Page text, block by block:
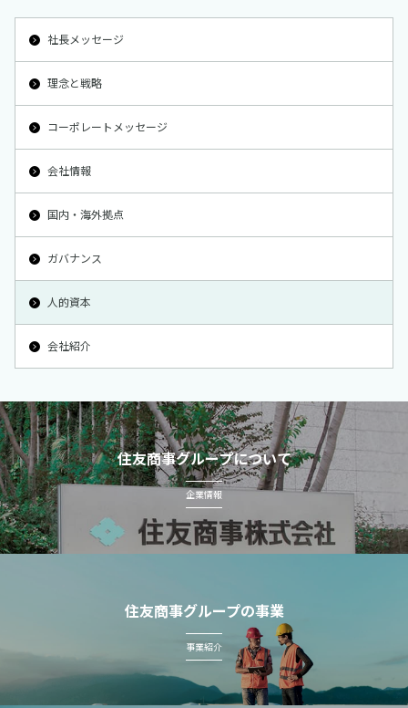
社長メッセージ
理念と戦略
コーポレートメッセージ
会社情報
国内・海外拠点
ガバナンス
人的資本
会社紹介
住友商事グループについて
企業情報
住友商事グループの事業
事業紹介